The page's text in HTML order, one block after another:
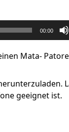
00:00
Mata-
geeignet ist.